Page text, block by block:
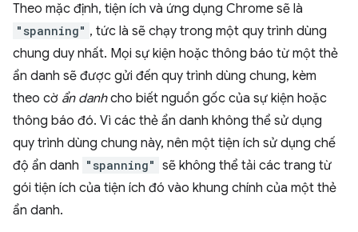
Theo mặc định, tiện ích và ứng dụng Chrome sẽ là
"spanning" , tức là sẽ chạy trong một quy trình dùng
chung duy nhất. Mọi sự kiện hoặc thông báo từ một thẻ
ẩn danh sẽ được gửi đến quy trình dùng chung, kèm
theo cờ ẩn danhcho biết nguồn gốc của sự kiện hoặc
thông báo đó. Vì các thẻ ẩn danh không thể sử dụng
quy trình dùng chung này, nên một tiện ích sử dụng chế
độ ẩn danh "spanning" sẽ không thể tải các trang từ
gói tiện ích của tiện ích đó vào khung chính của một thẻ
ẩn danh.